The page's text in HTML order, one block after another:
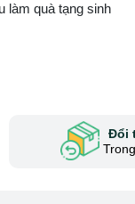
làm quà tạng sinh
Đổi